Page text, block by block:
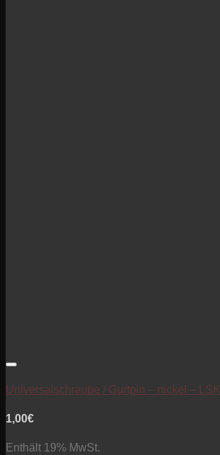
Universalschraube / Gurtpin – nickel – LSK
1,00€
Enthält 19% MwSt.